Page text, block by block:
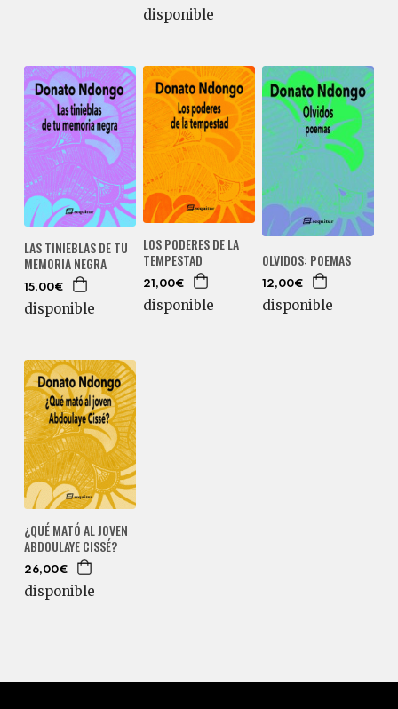
disponible
LAS TINIEBLAS DE TU
MEMORIA NEGRA
15,00€
disponible
LOS PODERES DE LA
TEMPESTAD
21,00€
disponible
OLVIDOS: POEMAS
12,00€
disponible
¿QUÉ MATÓ AL JOVEN
ABDOULAYE CISSÉ?
26,00€
disponible